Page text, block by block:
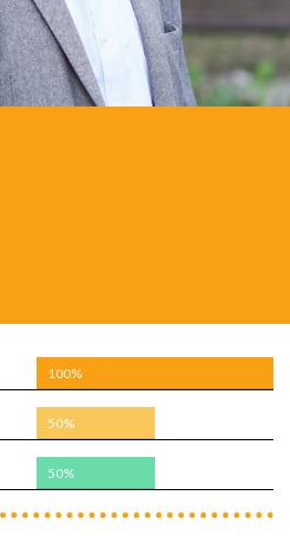
100%
50%
50%